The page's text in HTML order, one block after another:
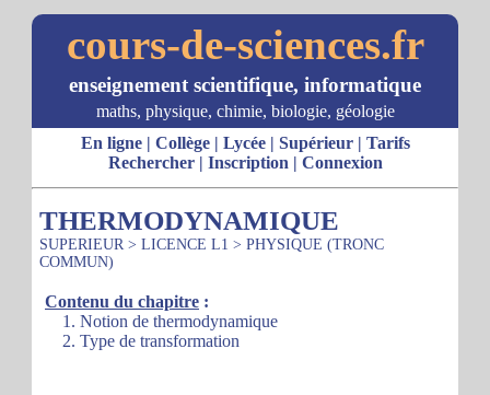
cours-de-sciences.fr
enseignement scientifique, informatique
maths, physique, chimie, biologie, géologie
En ligne| Collège| Lycée| Supérieur| Tarifs
Rechercher| Inscription | Connexion
THERMODYNAMIQUE
SUPERIEUR> LICENCE L1 > PHYSIQUE (TRONC
COMMUN)
Contenu du chapitre :
1. Notion de thermodynamique
2. Type de transformation